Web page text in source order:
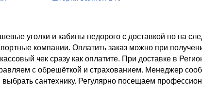
шторки для ванной 170
шторка на ванну weltwasser ww100
шторка rgw
душевые шторки
уголки и кабины недорого с доставкой по на
компании. Оплатить заказ можно при
чек сразу как оплатите. При доставке в
с обрешёткой и страхованием. Менеджер
сантехнику. Регулярно посещаем